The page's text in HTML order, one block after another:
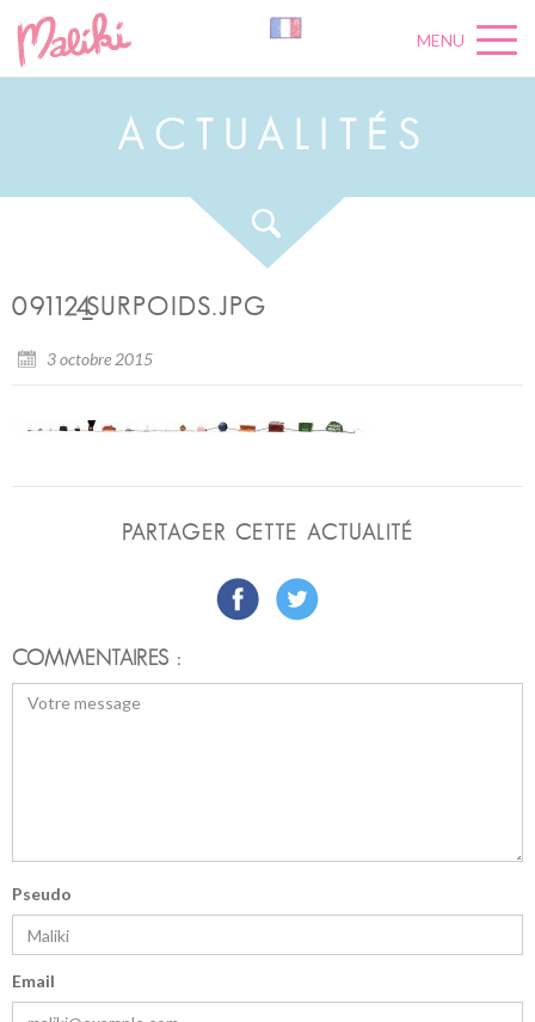
MENU
A C U A L É S
091124_SURPOIDS.JPG
3 octobre 2015
PARTAGER CETTE ACTUALITÉ
COMMENTAIRES :
Pseudo
Email